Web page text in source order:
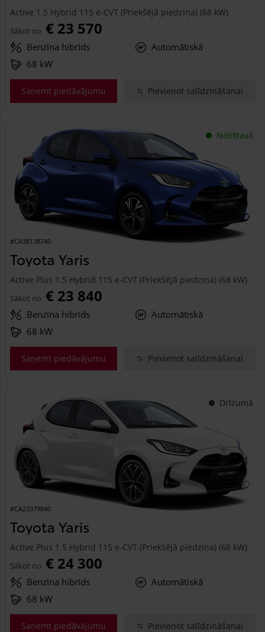
Active 1.5 Hybrid 115 e-CVT (Priekšējā piedziņa) (68 kW)
Sākot no € 23 570
Benzīna hibrīds
Automātiskā
68 kW
Saņemt piedāvājumu Pievienot salīdzināšanai
Noliktavā
#CA38138740
Toyota Yaris
Active Plus 1.5 Hybrid 115 e-CVT (Priekšējā piedziņa) (68 kW)
Sākot no € 23 840
Benzīna hibrīds
Automātiskā
68 kW
Saņemt piedāvājumu Pievienot salīdzināšanai
Drīzumā
#CA23379840
Toyota Yaris
Active Plus 1.5 Hybrid 115 e-CVT (Priekšējā piedziņa) (68 kW)
Sākot no € 24 300
Benzīna hibrīds
Automātiskā
68 kW
Saņemt piedāvājumu Pievienot salīdzināšanai